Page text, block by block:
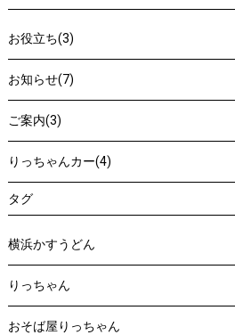
お役立ち(3)
お知らせ(7)
ご案内(3)
りっちゃんカー(4)
タグ
横浜かすうどん
りっちゃん
おそば屋りっちゃん